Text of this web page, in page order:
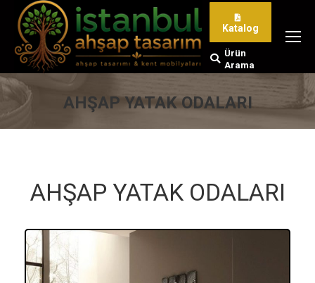
Katalog
Search:
Ürün
Arama
AHŞAP YATAK ODALARI
AHŞAP YATAK ODALARI